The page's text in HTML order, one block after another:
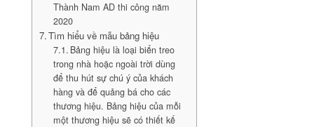
Thành Nam AD thi công năm
2020
Tìm hiểu về mẫu bảng hiệu
Bảng hiệu là loại biển treo
trong nhà hoặc ngoài trời dùng
để thu hút sự chú ý của khách
hàng và để quảng bá cho các
thương hiệu. Bảng hiệu của mỗi
một thương hiệu sẽ có thiết kế